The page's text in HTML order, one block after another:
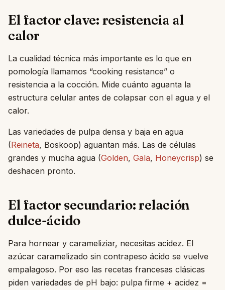
El factor clave: resistencia al
calor
La cualidad técnica más importante es lo que en
pomología llamamos “cooking resistance” o
resistencia a la cocción. Mide cuánto aguanta la
estructura celular antes de colapsar con el agua y el
calor.
Las variedades de pulpa densa y baja en agua
(Reineta, Boskoop) aguantan más. Las de células
grandes y mucha agua (Golden, Gala, Honeycrisp) se
deshacen pronto.
El factor secundario: relación
dulce-ácido
Para hornear y carameliziar, necesitas acidez. El
azúcar caramelizado sin contrapeso ácido se vuelve
empalagoso. Por eso las recetas francesas clásicas
piden variedades de pH bajo: pulpa firme + acidez =